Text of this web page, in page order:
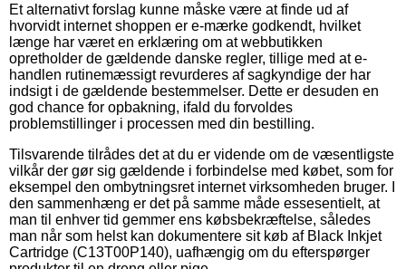
Et alternativt forslag kunne måske være at finde ud af
hvorvidt internet shoppen er e-mærke godkendt, hvilket
længe har været en erklæring om at webbutikken
opretholder de gældende danske regler, tillige med at e-
handlen rutinemæssigt revurderes af sagkyndige der har
indsigt i de gældende bestemmelser. Dette er desuden en
god chance for opbakning, ifald du forvoldes
problemstillinger i processen med din bestilling.
Tilsvarende tilrådes det at du er vidende om de væsentligste
vilkår der gør sig gældende i forbindelse med købet, som for
eksempel den ombytningsret internet virksomheden bruger. I
den sammenhæng er det på samme måde essesentielt, at
man til enhver tid gemmer ens købsbekræftelse, således
man når som helst kan dokumentere sit køb af Black Inkjet
Cartridge (C13T00P140), uafhængig om du efterspørger